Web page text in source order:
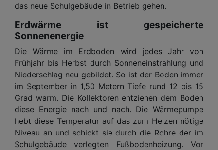
das neue Schulgebäude in Betrieb gehen.
Erdwärme ist gespeicherte
Sonnenenergie
Die Wärme im Erdboden wird jedes Jahr von
Frühjahr bis Herbst durch Sonneneinstrahlung und
Niederschlag neu gebildet. So ist der Boden immer
im September in 1,50 Metern Tiefe rund 12 bis 15
Grad warm. Die Kollektoren entziehen dem Boden
diese Energie nach und nach. Die Wärmepumpe
hebt diese Temperatur auf das zum Heizen nötige
Niveau an und schickt sie durch die Rohre der im
Schulgebäude verlegten Fußbodenheizung. Vor